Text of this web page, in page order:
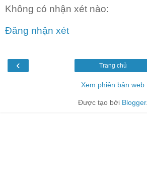
Không có nhận xét nào:
Đăng nhận xét
‹ Trang chủ
Xem phiên bản web
Được tạo bởi Blogger.